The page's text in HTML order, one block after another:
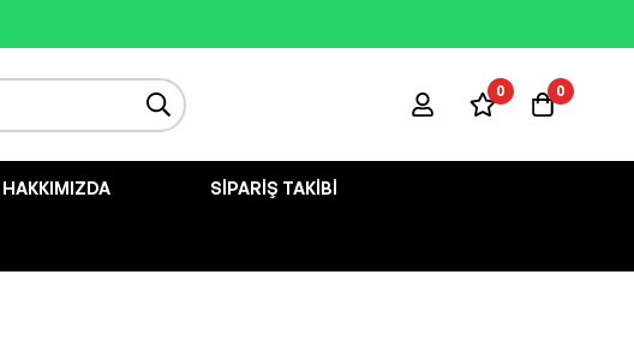
0 0
HAKKIMIZDA SIPARIŞ TAKIBI